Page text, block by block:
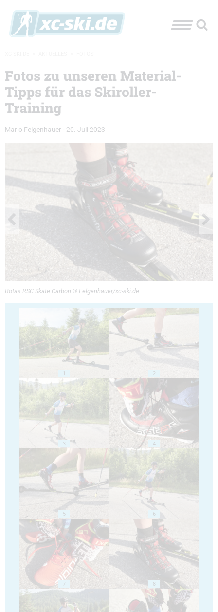
Fotos zu unseren Material-
Tipps für das Skiroller-
Training
Mario Felgenhauer - 20. Juli 2023
Botas RSC Skate Carbon © Felgenhauer/xc-ski.de
1 2
3 4
5 6
7 8